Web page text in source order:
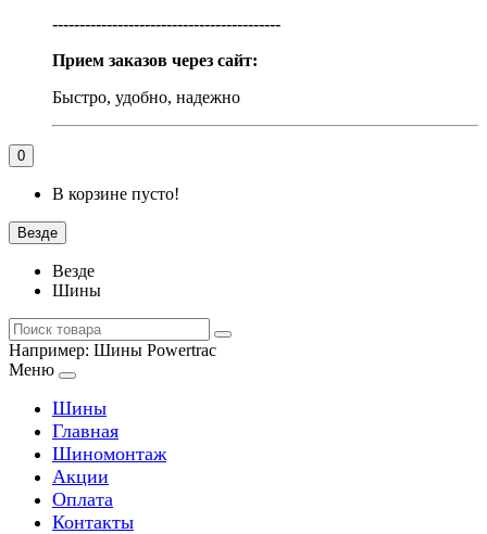
------------------------------------------
Прием заказов через сайт:
Быстро, удобно, надежно
0
В корзине пусто!
Везде
Везде
Шины
Например: Шины Powertrac
Меню
Шины
Главная
Шиномонтаж
Акции
Оплата
Контакты